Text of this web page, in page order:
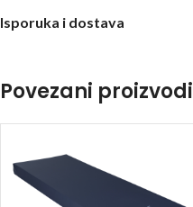
Isporuka i dostava
Povezani proizvodi